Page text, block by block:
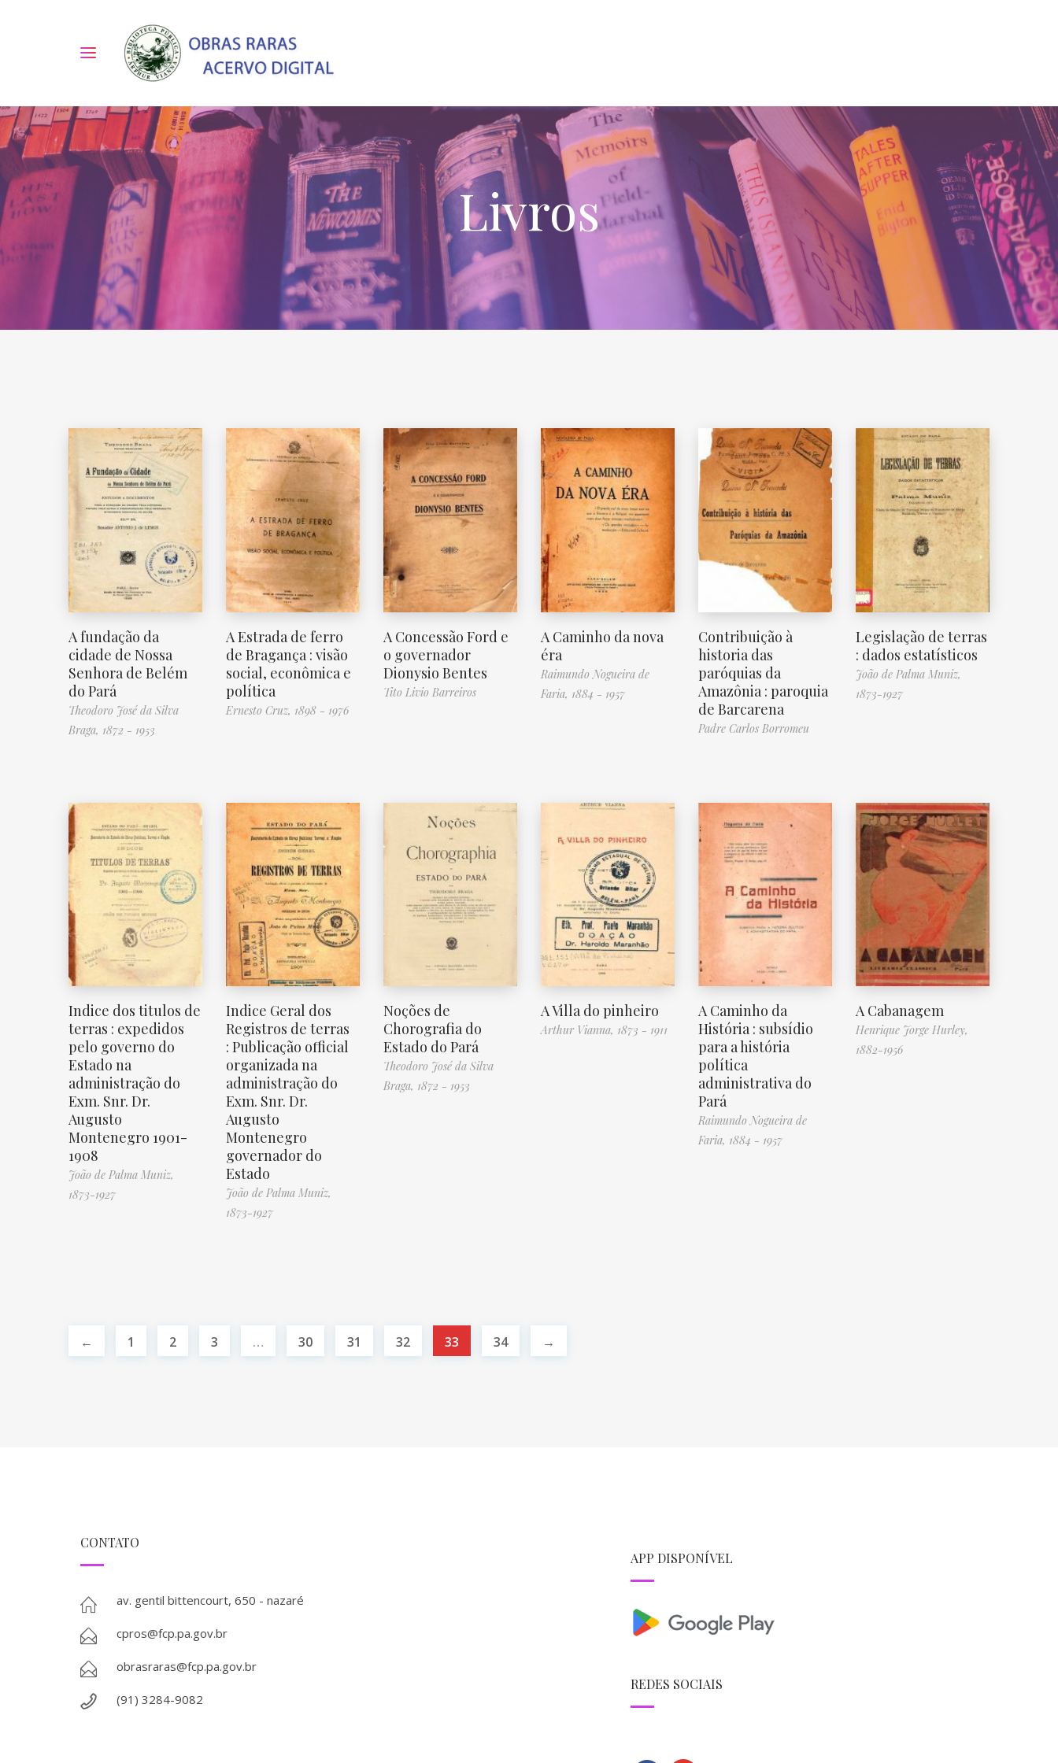
Livros
A fundação da
cidade de Nossa
Senhora de Belém
do Pará
Theodoro José da Silva
Braga, 1872 - 1953
A Estrada de ferro
de Bragança : visão
social, econômica e
política
Ernesto Cruz, 1898 - 1976
A Concessão Ford e
o governador
Dionysio Bentes
Tito Livio Barreiros
A Caminho da nova
éra
Raimundo Nogueira de
Faria, 1884 - 1957
Contribuição à
historia das
paróquias da
Amazônia : paroquia
de Barcarena
Padre Carlos Borromeu
Legislação de terras
: dados estatísticos
João de Palma Muniz,
1873-1927
Indice dos titulos de
terras : expedidos
pelo governo do
Estado na
administração do
Exm. Snr. Dr.
Augusto
Montenegro 1901-
1908
João de Palma Muniz,
1873-1927
Indice Geral dos
Registros de terras
: Publicação official
organizada na
administração do
Exm. Snr. Dr.
Augusto
Montenegro
governador do
Estado
João de Palma Muniz,
1873-1927
Noções de
Chorografia do
Estado do Pará
Theodoro José da Silva
Braga, 1872 - 1953
A Villa do pinheiro
Arthur Vianna, 1873 - 1911
A Caminho da
História : subsídio
para a história
política
administrativa do
Pará
Raimundo Nogueira de
Faria, 1884 - 1957
A Cabanagem
Henrique Jorge Hurley,
1882-1956
← 1 2 3 … 30 31 32 33 34 →
CONTATO
av. gentil bittencourt, 650 - nazaré
cpros@fcp.pa.gov.br
obrasraras@fcp.pa.gov.br
(91) 3284-9082
APP DISPONÍVEL
REDES SOCIAIS